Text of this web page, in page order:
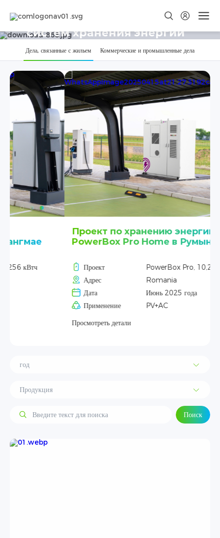
Примеры использования
систем хранения энергии
клиентами
Дела, связанные с жильем Коммерческие и промышленные дела
Проект по хранению энергии
PowerBox Pro Home в Румынии
Проект
PowerBox Pro, 10,24–512 кВт·ч
Romania
Июнь 2025 года
PV+AC
Просмотреть детали
Поиск